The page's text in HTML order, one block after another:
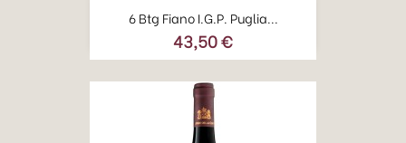
6 Btg Fiano I.G.P. Puglia...
Prezzo
43,50 €